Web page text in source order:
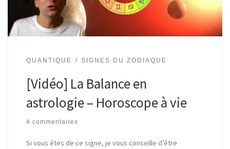
QUANTIQUE SIGNES DU ZODIAQUE
[Vidéo] La Balance en
astrologie – Horoscope à vie
4 commentaires
Si vous êtes de ce signe, je vous conseille d’être